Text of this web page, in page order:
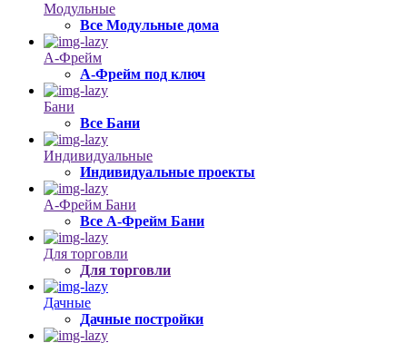
Модульные
Все Модульные дома
А-Фрейм
А-Фрейм под ключ
Бани
Все Бани
Индивидуальные
Индивидуальные проекты
А-Фрейм Бани
Все А-Фрейм Бани
Для торговли
Для торговли
Дачные
Дачные постройки